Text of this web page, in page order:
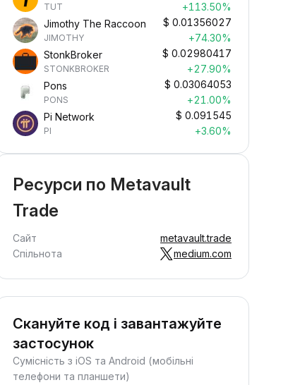
TUT
+113.50%
Jimothy The Raccoon
JIMOTHY
$ 0.01356027
+74.30%
StonkBroker
STONKBROKER
$ 0.02980417
+27.90%
Pons
PONS
$ 0.03064053
+21.00%
Pi Network
PI
$ 0.091545
+3.60%
Ресурси по Metavault
Trade
Сайт
metavault.trade
Спільнота
medium.com
Скануйте код і завантажуйте
застосунок
Сумісність з iOS та Android (мобільні
телефони та планшети)